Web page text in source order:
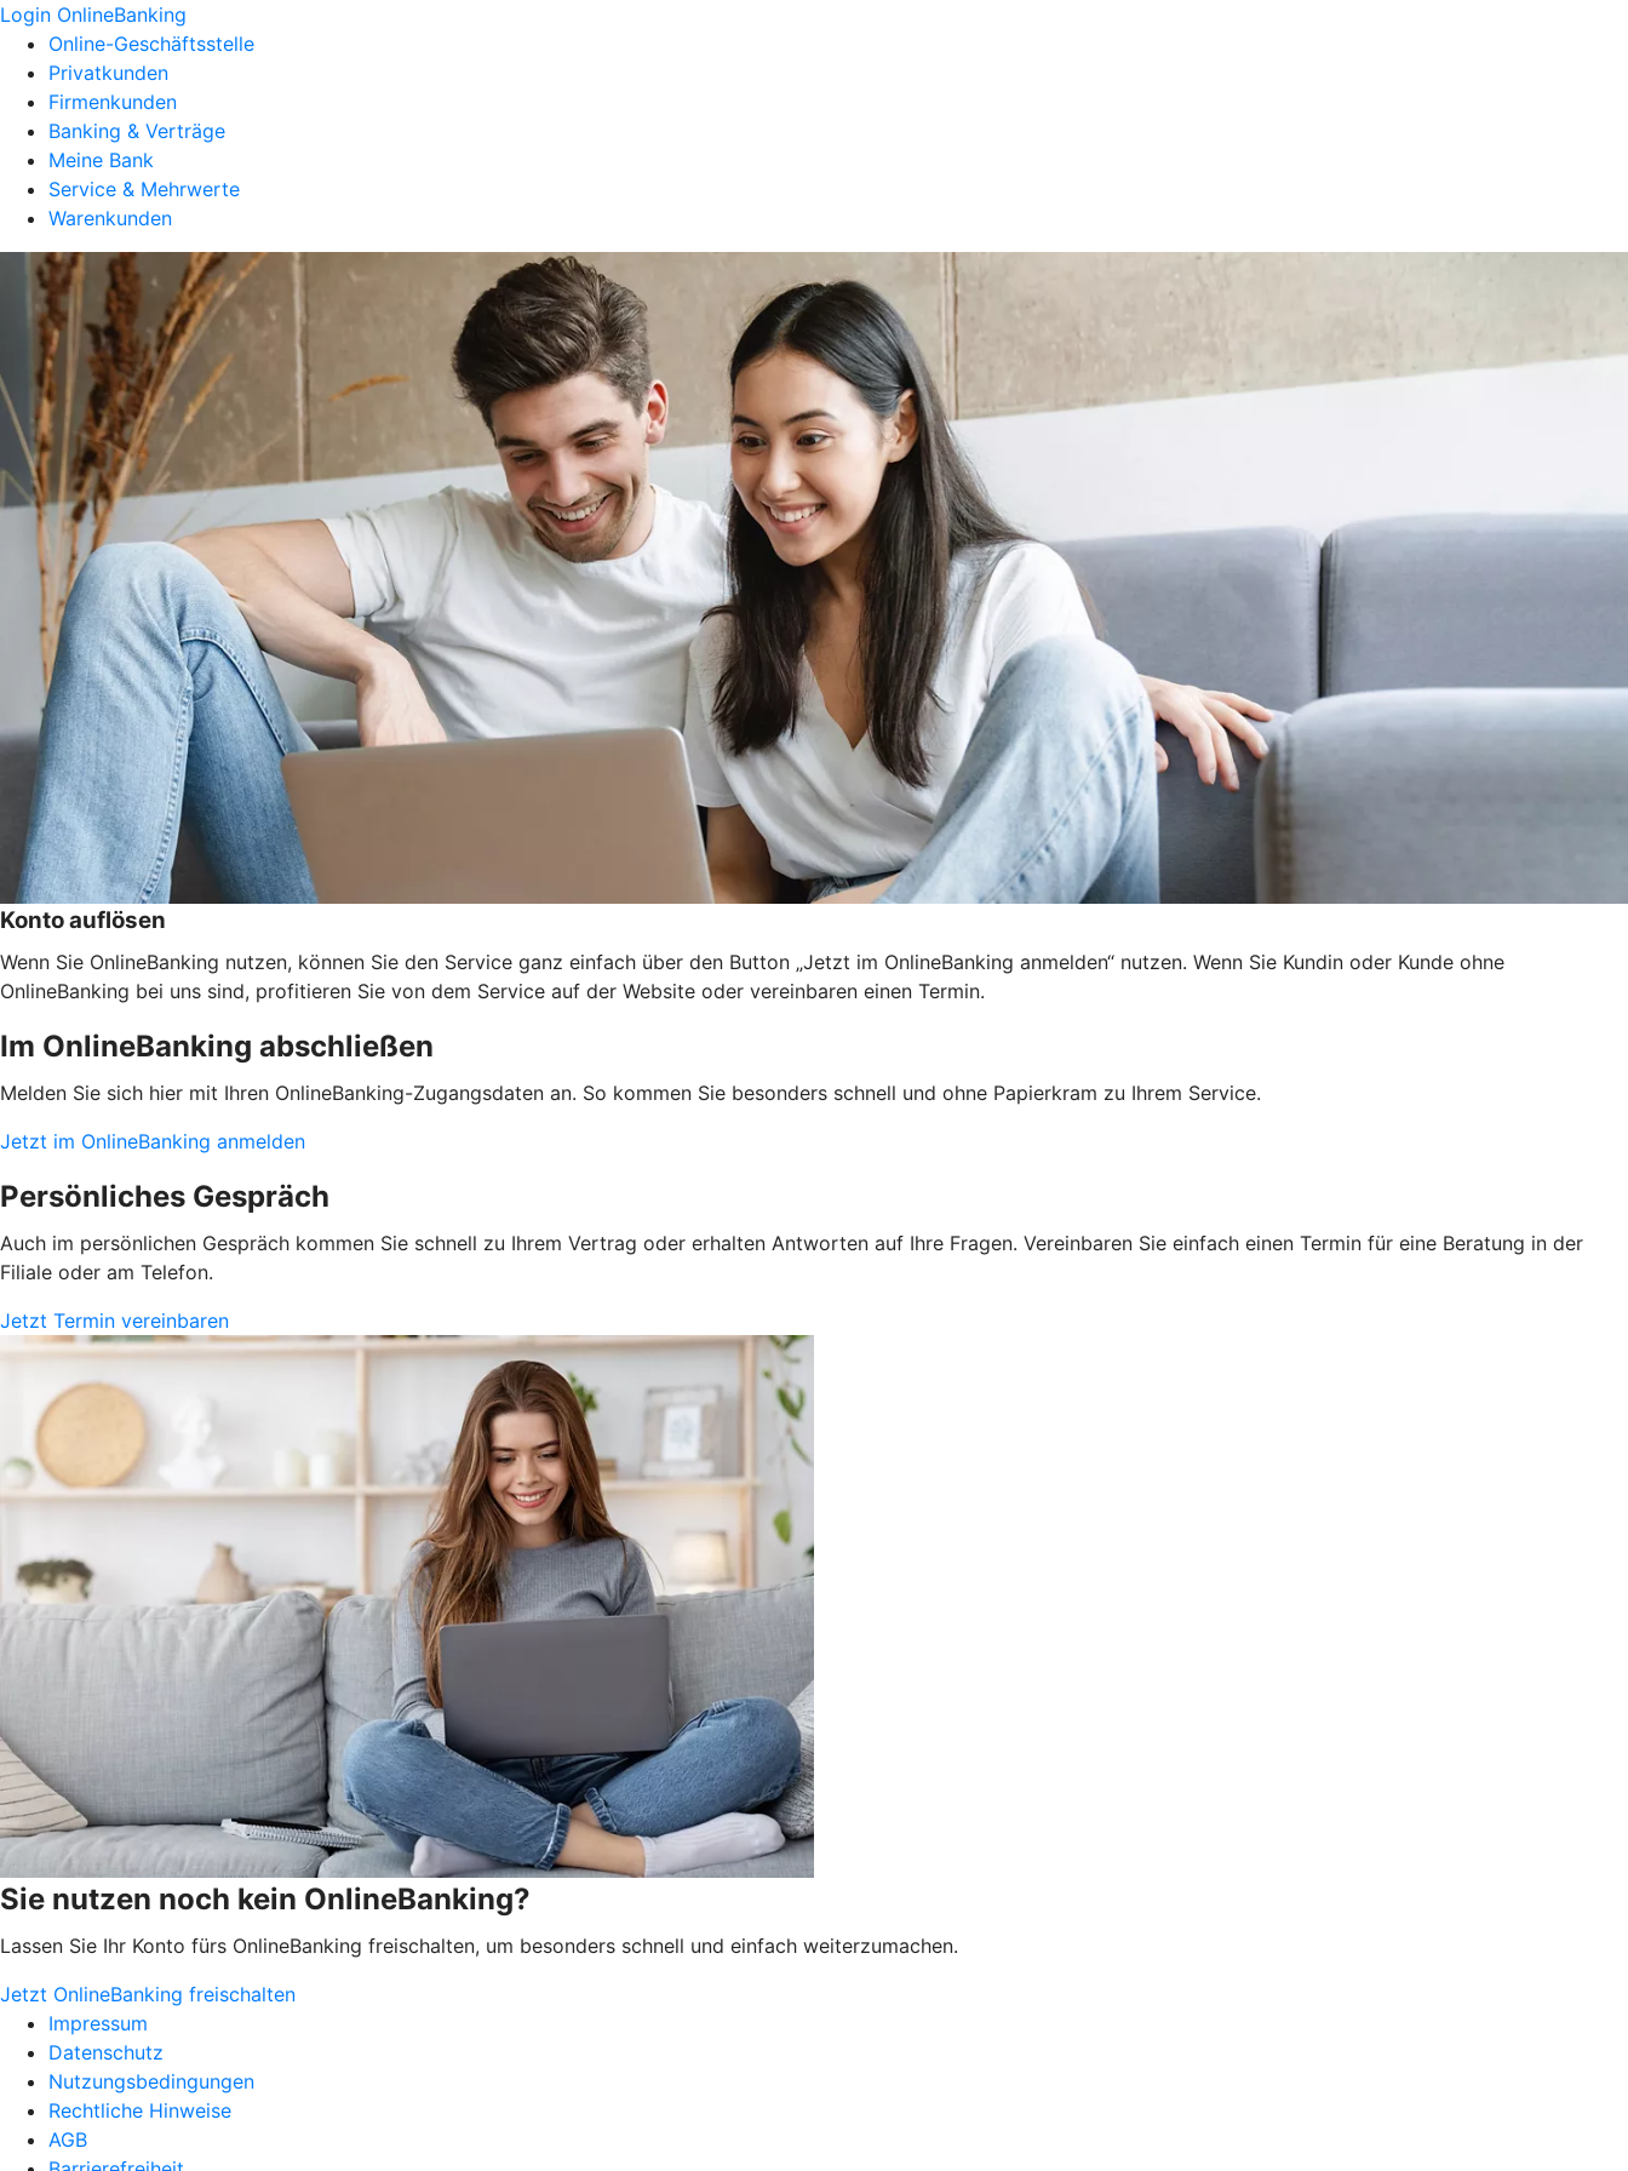
Login OnlineBanking
Online-Geschäftsstelle
Privatkunden
Firmenkunden
Banking & Verträge
Meine Bank
Service & Mehrwerte
Warenkunden
Konto auflösen
Wenn Sie OnlineBanking nutzen, können Sie den Service ganz einfach über den Button „Jetzt im OnlineBanking anmelden“ nutzen. Wenn Sie Kundin oder Kunde ohne
OnlineBanking bei uns sind, profitieren Sie von dem Service auf der Website oder vereinbaren einen Termin.
Im OnlineBanking abschließen
Melden Sie sich hier mit Ihren OnlineBanking-Zugangsdaten an. So kommen Sie besonders schnell und ohne Papierkram zu Ihrem Service.
Jetzt im OnlineBanking anmelden
Persönliches Gespräch
Auch im persönlichen Gespräch kommen Sie schnell zu Ihrem Vertrag oder erhalten Antworten auf Ihre Fragen. Vereinbaren Sie einfach einen Termin für eine Beratung in der
Filiale oder am Telefon.
Jetzt Termin vereinbaren
Sie nutzen noch kein OnlineBanking?
Lassen Sie Ihr Konto fürs OnlineBanking freischalten, um besonders schnell und einfach weiterzumachen.
Jetzt OnlineBanking freischalten
Impressum
Datenschutz
Nutzungsbedingungen
Rechtliche Hinweise
AGB